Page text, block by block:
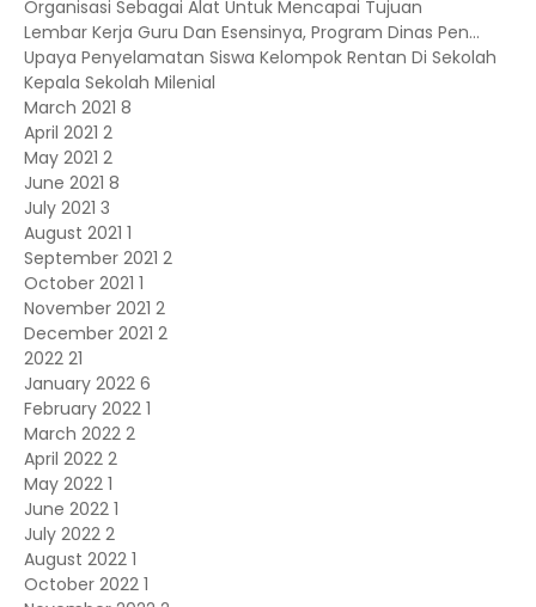
Organisasi Sebagai Alat Untuk Mencapai Tujuan
Lembar Kerja Guru Dan Esensinya, Program Dinas Pen...
Upaya Penyelamatan Siswa Kelompok Rentan Di Sekolah
Kepala Sekolah Milenial
March 2021 8
April 2021 2
May 2021 2
June 2021 8
July 2021 3
August 2021 1
September 2021 2
October 2021 1
November 2021 2
December 2021 2
2022 21
January 2022 6
February 2022 1
March 2022 2
April 2022 2
May 2022 1
June 2022 1
July 2022 2
August 2022 1
October 2022 1